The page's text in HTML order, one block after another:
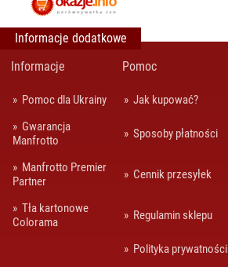
Informacje dodatkowe
Informacje
Pomoc
Pomoc dla Ukrainy Jak kupować?
Gwarancja
Manfrotto
Sposoby płatności
Manfrotto Premier
Partner
Cennik przesyłek
Tła kartonowe
Colorama
Regulamin sklepu
Polityka prywatności